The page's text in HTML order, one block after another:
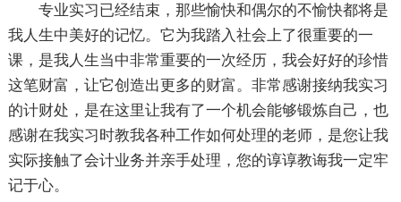
专业实习已经结束，那些愉快和偶尔的不愉快都将是
我人生中美好的记忆。它为我踏入社会上了很重要的一
课，是我人生当中非常重要的一次经历，我会好好的珍惜
这笔财富，让它创造出更多的财富。非常感谢接纳我实习
的计财处，是在这里让我有了一个机会能够锻炼自己，也
感谢在我实习时教我各种工作如何处理的老师，是您让我
实际接触了会计业务并亲手处理，您的谆谆教诲我一定牢
记于心。